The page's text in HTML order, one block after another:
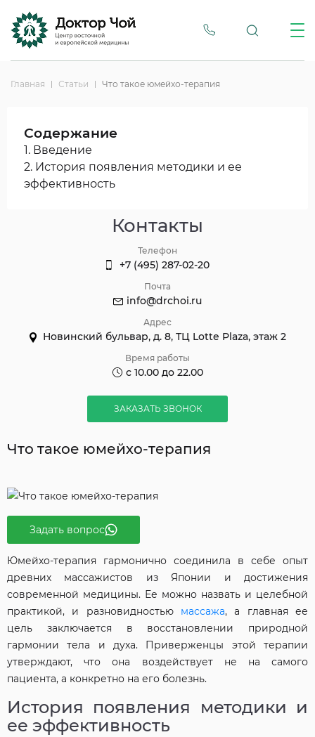
Главная Статьи Что такое юмейхо-терапия
Содержание
1. Введение
2. История появления методики и ее
эффективность
Контакты
Телефон
+7 (495) 287-02-20
Почта
info@drchoi.ru
Адрес
Новинский бульвар, д. 8, ТЦ Lotte Plaza, этаж 2
Время работы
с 10.00 до 22.00
ЗАКАЗАТЬ ЗВОНОК
Что такое юмейхо-терапия
Задать вопрос
Юмейхо-терапия гармонично соединила в себе опыт
древних массажистов из Японии и достижения
современной медицины. Ее можно назвать и целебной
практикой, и разновидностью массажа, а главная ее
цель заключается в восстановлении природной
гармонии тела и духа. Приверженцы этой терапии
утверждают, что она воздействует не на самого
пациента, а конкретно на его болезнь.
История появления методики и
ее эффективность